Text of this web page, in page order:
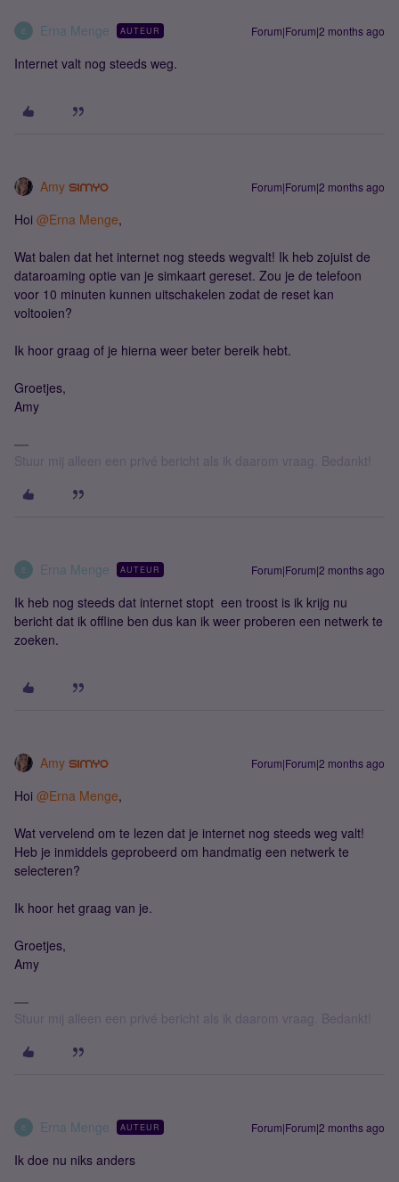
E Erna Menge AUTEUR Forum|Forum|2 months ago
Internet valt nog steeds weg.
Amy Forum|Forum|2 months ago
Hoi ​ @Erna Menge,
Wat balen dat het internet nog steeds wegvalt! Ik heb zojuist de
dataroaming optie van je simkaart gereset. Zou je de telefoon
voor 10 minuten kunnen uitschakelen zodat de reset kan
voltooien?
Ik hoor graag of je hierna weer beter bereik hebt.
Groetjes,
Amy
Stuur mij alleen een privé bericht als ik daarom vraag. Bedankt!
E Erna Menge AUTEUR Forum|Forum|2 months ago
Ik heb nog steeds dat internet stopt een troost is ik krijg nu
bericht dat ik offline ben dus kan ik weer proberen een netwerk te
zoeken.
Amy Forum|Forum|2 months ago
Hoi ​ @Erna Menge,
Wat vervelend om te lezen dat je internet nog steeds weg valt!
Heb je inmiddels geprobeerd om handmatig een netwerk te
selecteren?
Ik hoor het graag van je.
Groetjes,
Amy
Stuur mij alleen een privé bericht als ik daarom vraag. Bedankt!
E Erna Menge AUTEUR Forum|Forum|2 months ago
Ik doe nu niks anders